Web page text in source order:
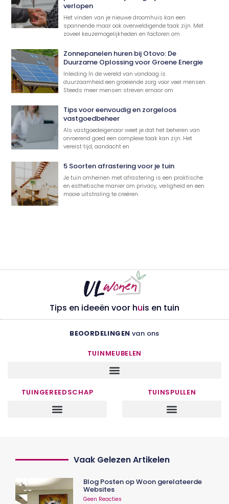
verlopen
Het vinden van je nieuwe droomhuis kan een
spannende maar ook overweldigende taak zijn. Met
zoveel keuzemogelijkheden en factoren om
Zonnepanelen huren bij Otovo: De
Duurzame Oplossing voor Groene Energie
Inleiding In de wereld van vandaag is
duurzaamheid een groeiende zorg voor veel mensen.
Steeds meer mensen streven ernaar om
Tips voor eenvoudig en zorgeloos
vastgoedbeheer
Als vastgoedeigenaar weet je dat het beheren van
onroerend goed een complexe taak kan zijn. Het
vereist tijd, aandacht en
5 Soorten afrastering voor je tuin
Je tuin omheinen met afrastering is een praktische
en esthetische manier om privacy, veiligheid en een
mooie uitstraling te creëren.
Tips en ideeën voor huis en tuin
BEOORDELINGEN van ons
TUINMEUBELEN
TUINGEREEDSCHAP TUINSPULLEN
Vaak Gelezen Artikelen
Blog Posten op Woon gerelateerde
Websites
Geen Reacties